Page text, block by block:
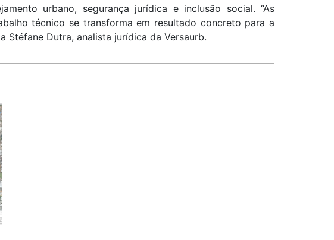
urbano, segurança jurídica e inclusão social. “As
técnico se transforma em resultado concreto para a
Stéfane Dutra, analista jurídica da Versaurb.